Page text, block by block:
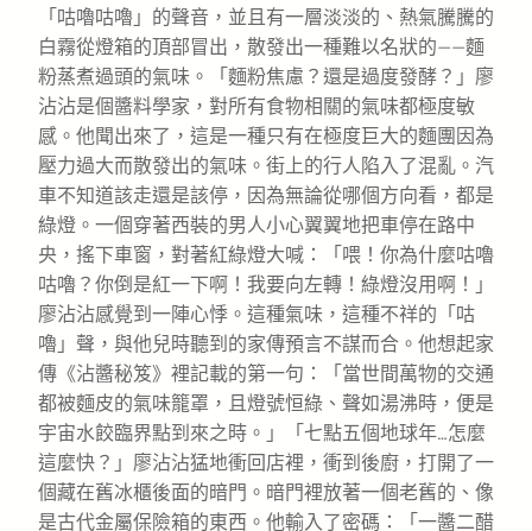
「咕嚕咕嚕」的聲音，並且有一層淡淡的、熱氣騰騰的
白霧從燈箱的頂部冒出，散發出一種難以名狀的——麵
粉蒸煮過頭的氣味。「麵粉焦慮？還是過度發酵？」廖
沾沾是個醬料學家，對所有食物相關的氣味都極度敏
感。他聞出來了，這是一種只有在極度巨大的麵團因為
壓力過大而散發出的氣味。街上的行人陷入了混亂。汽
車不知道該走還是該停，因為無論從哪個方向看，都是
綠燈。一個穿著西裝的男人小心翼翼地把車停在路中
央，搖下車窗，對著紅綠燈大喊：「喂！你為什麼咕嚕
咕嚕？你倒是紅一下啊！我要向左轉！綠燈沒用啊！」
廖沾沾感覺到一陣心悸。這種氣味，這種不祥的「咕
嚕」聲，與他兒時聽到的家傳預言不謀而合。他想起家
傳《沾醬秘笈》裡記載的第一句：「當世間萬物的交通
都被麵皮的氣味籠罩，且燈號恒綠、聲如湯沸時，便是
宇宙水餃臨界點到來之時。」「七點五個地球年…怎麼
這麼快？」廖沾沾猛地衝回店裡，衝到後廚，打開了一
個藏在舊冰櫃後面的暗門。暗門裡放著一個老舊的、像
是古代金屬保險箱的東西。他輸入了密碼：「一醬二醋